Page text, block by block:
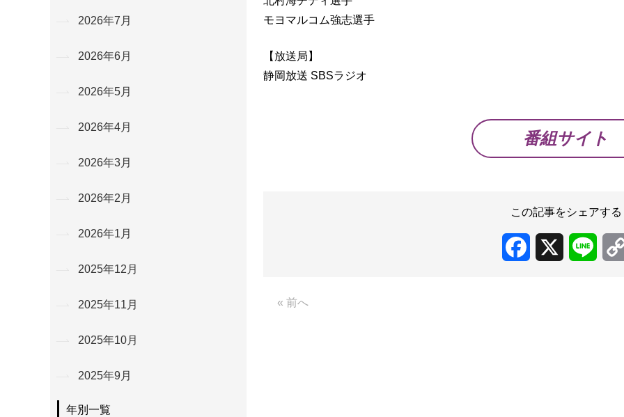
モヨマルコム強志選手
【放送局】
静岡放送 SBSラジオ
番組サイト
この記事をシェアする
Facebook Line
« 前へ
2026年7月
2026年6月
2026年5月
2026年4月
2026年3月
2026年2月
2026年1月
2025年12月
2025年11月
2025年10月
2025年9月
年別一覧